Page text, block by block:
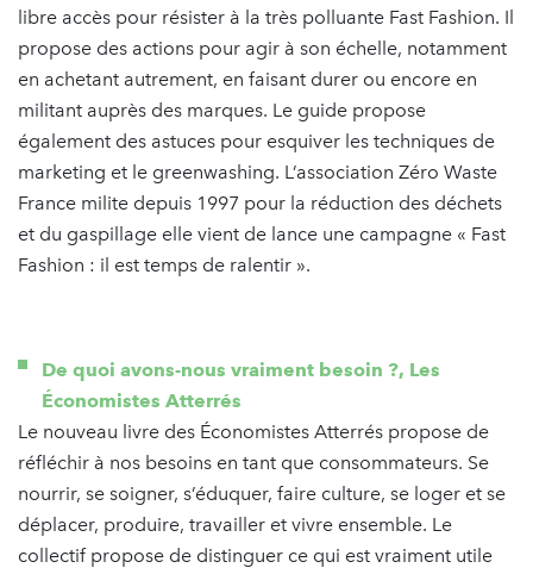
libre accès pour résister à la très polluante Fast Fashion. Il
propose des actions pour agir à son échelle, notamment
en achetant autrement, en faisant durer ou encore en
militant auprès des marques. Le guide propose
également des astuces pour esquiver les techniques de
marketing et le greenwashing. L’association Zéro Waste
France milite depuis 1997 pour la réduction des déchets
et du gaspillage elle vient de lance une campagne « Fast
Fashion : il est temps de ralentir ».
De quoi avons-nous vraiment besoin ?, Les
Économistes Atterrés
Le nouveau livre des Économistes Atterrés propose de
réfléchir à nos besoins en tant que consommateurs. Se
nourrir, se soigner, s’éduquer, faire culture, se loger et se
déplacer, produire, travailler et vivre ensemble. Le
collectif propose de distinguer ce qui est vraiment utile